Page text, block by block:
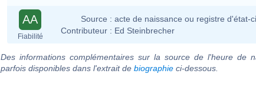
AA
Fiabilité
Source : acte de naissance ou registre d'état-
Contributeur : Ed Steinbrecher
Des informations complémentaires sur la source de l'heure de
parfois disponibles dans l'extrait de biographie ci-dessous.